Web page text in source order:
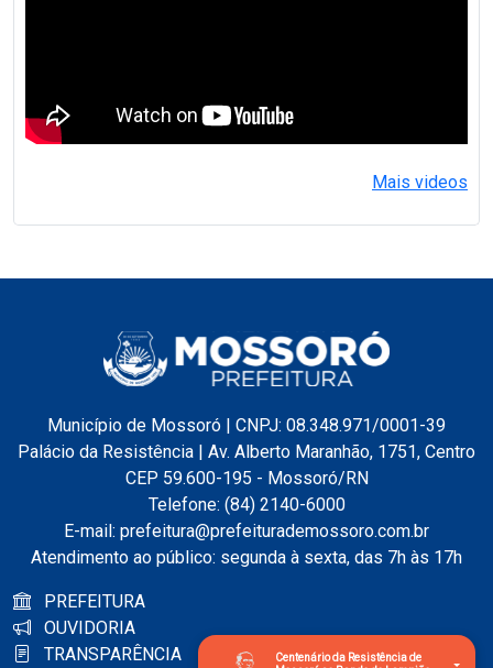
Centenário da Resistência de
Mais videos
Município de Mossoró | CNPJ: 08.348.971/0001-39
Palácio da Resistência | Av. Alberto Maranhão, 1751, Centro
CEP 59.600-195 - Mossoró/RN
Telefone: (84) 2140-6000
E-mail: prefeitura@prefeiturademossoro.com.br
Atendimento ao público: segunda à sexta, das 7h às 17h
PREFEITURA
OUVIDORIA
TRANSPARÊNCIA